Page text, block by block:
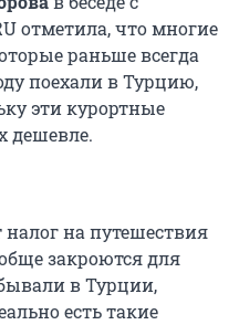
отметила, что многие
раньше всегда
поехали в Турцию,
эти курортные
дешевле.
на путешествия
закроются для
в Турции,
есть такие